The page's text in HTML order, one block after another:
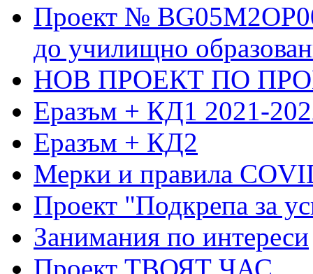
Проект №
до училищно
НОВ ПРОЕКТ ПО
Еразъм + КД1 2021-
Еразъм + КД2
Мерки и правила
Проект "Подкрепа за
Занимания по интереси
Проект ТВОЯТ ЧАС